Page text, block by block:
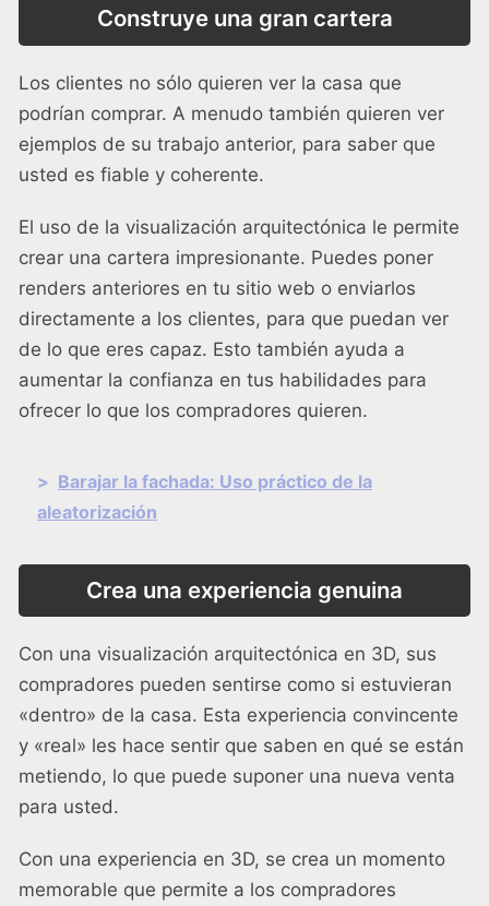
Construye una gran cartera
Los clientes no sólo quieren ver la casa que
podrían comprar. A menudo también quieren ver
ejemplos de su trabajo anterior, para saber que
usted es fiable y coherente.
El uso de la visualización arquitectónica le permite
crear una cartera impresionante. Puedes poner
renders anteriores en tu sitio web o enviarlos
directamente a los clientes, para que puedan ver
de lo que eres capaz. Esto también ayuda a
aumentar la confianza en tus habilidades para
ofrecer lo que los compradores quieren.
> Barajar la fachada: Uso práctico de la
aleatorización
Crea una experiencia genuina
Con una visualización arquitectónica en 3D, sus
compradores pueden sentirse como si estuvieran
«dentro» de la casa. Esta experiencia convincente
y «real» les hace sentir que saben en qué se están
metiendo, lo que puede suponer una nueva venta
para usted.
Con una experiencia en 3D, se crea un momento
memorable que permite a los compradores